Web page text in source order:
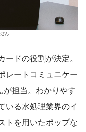
ドの役割が決定。
レートコミュニケー
が担当。わかりやす
いる水処理業界のイ
トを用いたポップな